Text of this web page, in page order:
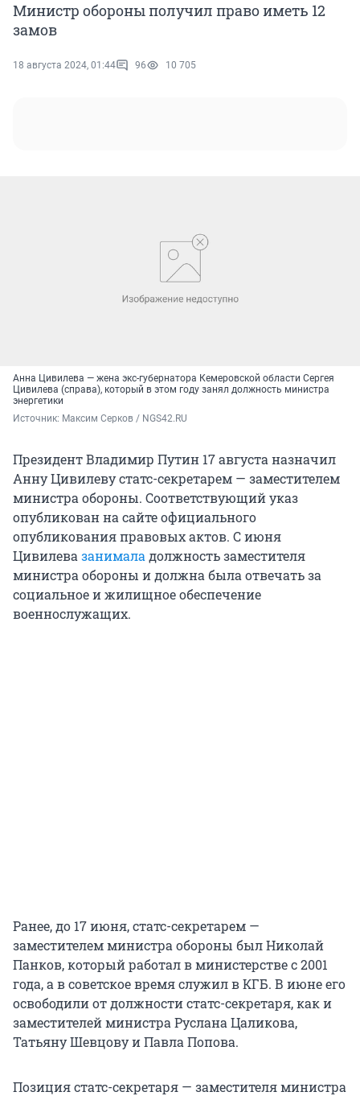
Министр обороны получил право иметь 12
замов
18 августа 2024, 01:44 96 10 705
Анна Цивилева — жена экс-губернатора Кемеровской области Сергея
Цивилева (справа), который в этом году занял должность министра
энергетики
Источник: Максим Серков / NGS42.RU
Президент Владимир Путин 17 августа назначил
Анну Цивилеву статс-секретарем — заместителем
министра обороны. Соответствующий указ
опубликован на сайте официального
опубликования правовых актов. С июня
Цивилева занимала должность заместителя
министра обороны и должна была отвечать за
социальное и жилищное обеспечение
военнослужащих.
Ранее, до 17 июня, статс-секретарем —
заместителем министра обороны был Николай
Панков, который работал в министерстве с 2001
года, а в советское время служил в КГБ. В июне его
освободили от должности статс-секретаря, как и
заместителей министра Руслана Цаликова,
Татьяну Шевцову и Павла Попова.
Позиция статс-секретаря — заместителя министра